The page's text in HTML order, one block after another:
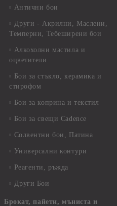
Антични бои
Други - Акрилни, Маслени,
Темперни, Тебеширени бои
Алкохолни мастила и
оцветители
Бои за стъкло, керамика и
стирофом
Бои за коприна и текстил
Бои за свещи Cadence
Солвентни бои, Патина
Универсални контури
Реагенти, ръжда
Други Бои
Брокат, пайети, мъниста и